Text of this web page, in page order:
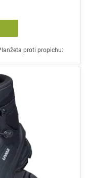
proti propichu: